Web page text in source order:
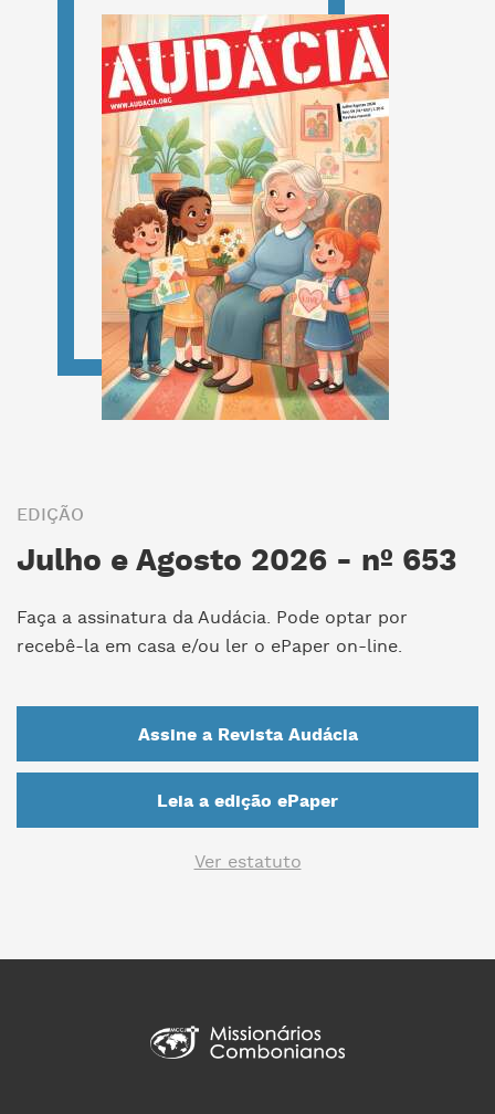
EDIÇÃO
Julho e Agosto 2026 - nº 653
Faça a assinatura da Audácia. Pode optar por
recebê-la em casa e/ou ler o ePaper on-line.
Assine a Revista Audácia
Leia a edição ePaper
Ver estatuto